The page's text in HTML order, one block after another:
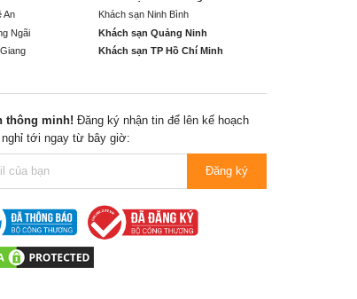
An
Khách sạn Ninh Bình
Ngãi
Khách sạn Quảng Ninh
Khách sạn TP Hồ Chí Minh
thông minh! Đăng ký nhận tin để lên kế hoạch
tới ngay từ bây giờ:
Đăng ký